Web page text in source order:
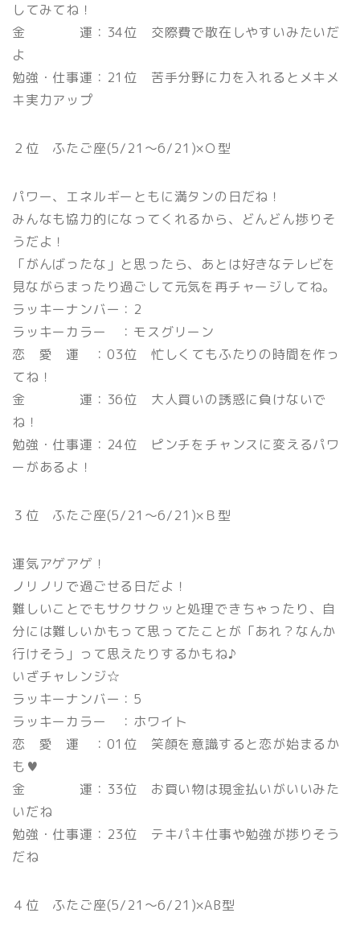
してみてね！
金 運：34位 交際費で散在しやすいみたいだ
よ
勉強・仕事運：21位 苦手分野に力を入れるとメキメ
キ実力アップ
２位 ふたご座(5/21〜6/21)×Ｏ型
パワー、エネルギーともに満タンの日だね！
みんなも協力的になってくれるから、どんどん捗りそ
うだよ！
「がんばったな」と思ったら、あとは好きなテレビを
見ながらまったり過ごして元気を再チャージしてね。
ラッキーナンバー：2
ラッキーカラー ：モスグリーン
恋 愛 運 ：03位 忙しくてもふたりの時間を作っ
てね！
金 運：36位 大人買いの誘惑に負けないで
ね！
勉強・仕事運：24位 ピンチをチャンスに変えるパワ
ーがあるよ！
３位 ふたご座(5/21〜6/21)×Ｂ型
運気アゲアゲ！
ノリノリで過ごせる日だよ！
難しいことでもサクサクッと処理できちゃったり、自
分には難しいかもって思ってたことが「あれ？なんか
行けそう」って思えたりするかもね♪
いざチャレンジ☆
ラッキーナンバー：5
ラッキーカラー ：ホワイト
恋 愛 運 ：01位 笑顔を意識すると恋が始まるか
も♥
金 運：33位 お買い物は現金払いがいいみた
いだね
勉強・仕事運：23位 テキパキ仕事や勉強が捗りそう
だね
４位 ふたご座(5/21〜6/21)×AB型